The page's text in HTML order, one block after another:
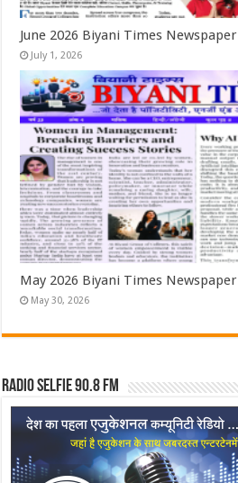
June 2026 Biyani Times Newspaper
July 1, 2026
May 2026 Biyani Times Newspaper
May 30, 2026
Radio Selfie 90.8 FM